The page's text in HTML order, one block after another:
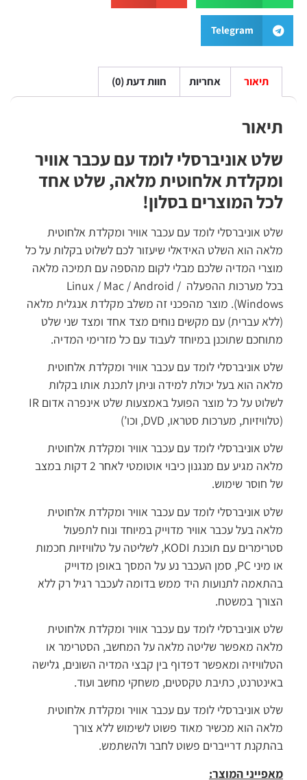
Telegram
תיאור אחריות חוות דעת (0)
תיאור
שלט אוניברסלי לומד עם עכבר אוויר
ומקלדת אלחוטית מלאה, שלט אחד
לכל המוצרים בסלון!
שלט אוניברסלי לומד עם עכבר אוויר ומקלדת אלחוטית
מלאה הוא השלט האידאלי שיעזור לכם לשלוט בקלות על כל
מוצרי המדיה שלכם מבלי לקום מהספה עם תמיכה מלאה
בכל מערכות ההפעלה Linux / Mac / Android /
Windows). מוצר מהפכני זה משלב מקלדת אנגלית מלאה
(ללא עברית) עם מקשים נוחים מצד אחד ומצד שני שלט
מתוחכם שתוכנן במיוחד לעבוד עם כל מזרימי המדיה.
שלט אוניברסלי לומד עם עכבר אוויר ומקלדת אלחוטית
מלאה הוא בעל יכולת למידה וניתן לתכנת אותו בקלות
לשלוט על כל מוצר הפועל באמצעות שלט אינפרה אדום IR
(טלוויזיות, מערכות סטראו, DVD, וכו’)
שלט אוניברסלי לומד עם עכבר אוויר ומקלדת אלחוטית
מלאה מגיע עם מנגנון כיבוי אוטומטי לאחר 2 דקות במצב
של חוסר שימוש.
שלט אוניברסלי לומד עם עכבר אוויר ומקלדת אלחוטית
מלאה בעלעכבר אוויר מדוייק במיוחד ונוח לתפעול
סטרימרים עם תוכנת KODI, לשליטה על טלוויזיות חכמות
או מיני PC, סמן העכבר נע על המסך באופן מדוייק
בהתאמה לתנועות היד ממש בדומה לעכבר רגיל רק ללא
הצורך במשטח.
שלט אוניברסלי לומד עם עכבר אוויר ומקלדת אלחוטית
מלאה מאפשר שליטה מלאה על המחשב, הסטרימר או
הטלוויזיה ומאפשר דפדוף בין קבצי המדיה השונים, גלישה
באינטרנט, כתיבת טקסטים, משחקי מחשב ועוד.
שלט אוניברסלי לומד עם עכבר אוויר ומקלדת אלחוטית
מלאה הוא מכשיר מאוד פשוט לשימוש ללא צורך
בהתקנת דרייברים פשוט לחבר ולהשתמש.
מאפייני המוצר: